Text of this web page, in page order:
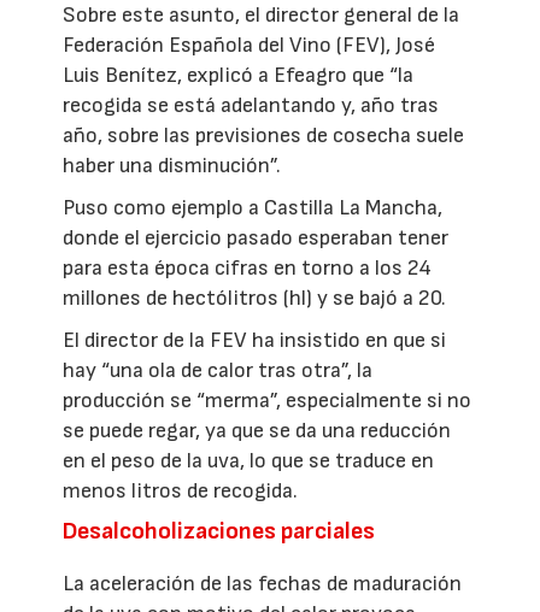
Sobre este asunto, el director general de la
Federación Española del Vino (FEV), José
Luis Benítez, explicó a Efeagro que “la
recogida se está adelantando y, año tras
año, sobre las previsiones de cosecha suele
haber una disminución”.
Puso como ejemplo a Castilla La Mancha,
donde el ejercicio pasado esperaban tener
para esta época cifras en torno a los 24
millones de hectólitros (hl) y se bajó a 20.
El director de la FEV ha insistido en que si
hay “una ola de calor tras otra”, la
producción se “merma”, especialmente si no
se puede regar, ya que se da una reducción
en el peso de la uva, lo que se traduce en
menos litros de recogida.
Desalcoholizaciones parciales
La aceleración de las fechas de maduración